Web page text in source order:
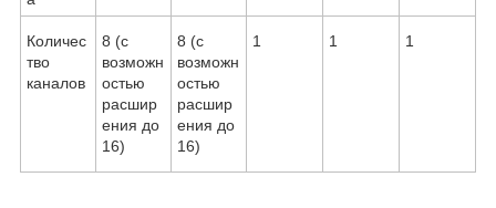
Количес
тво
каналов
8 (с
возможн
остью
расшир
ения до
16)
8 (с
возможн
остью
расшир
ения до
16)
1 1 1